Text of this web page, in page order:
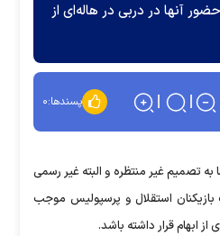
آنها در دربی در هاله‌ای از
پسندها:۰
تصمیم غیر منتظره و البته غیر رسمی
استقلال و پرسپولیس موجب
ابهام قرار داشته باشد.